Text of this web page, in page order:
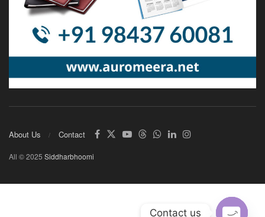
About Us Contact
All © 2025 Siddharbhoomi
Contact us